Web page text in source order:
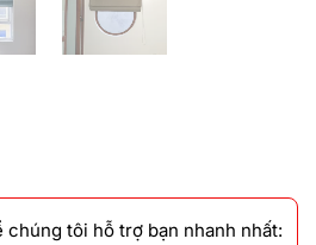
chúng tôi hỗ trợ bạn nhanh nhất: